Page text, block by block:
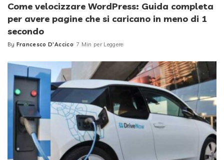
Come velocizzare WordPress: Guida completa
per avere pagine che si caricano in meno di 1
secondo
Posted
By Francesco D'Accico 7 Min per Leggere